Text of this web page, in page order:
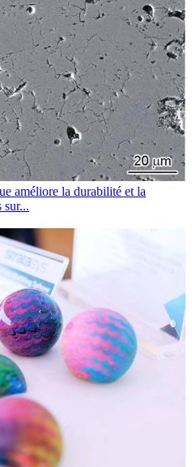
améliore la durabilité et la
sur...